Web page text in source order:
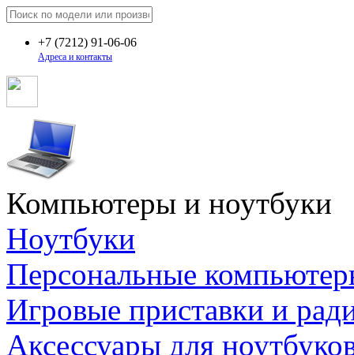
+7 (7212) 91-06-06
Адреса и контакты
Компьютеры и ноутбуки
Ноутбуки
Персональные
Игровые приставки и
Аксессуары для